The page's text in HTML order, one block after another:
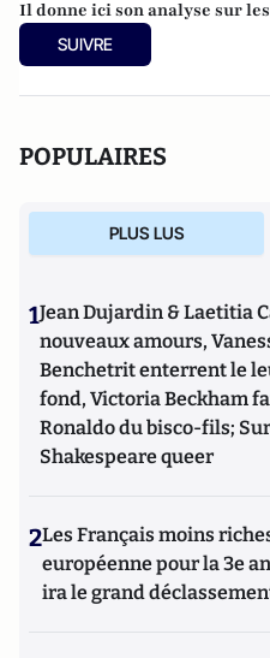
Il donne ici son analyse sur
France et en Europe. Il est
intituléDécryptages
SUIVRE
POPULAIRES
PLUS LUS
1Jean Dujardin & Laetitia
nouveaux amours,
Benchetrit enterrent le
fond, Victoria Beckham
Ronaldo du bisco-fils;
Shakespeare queer
2Les Français moins
européenne pour la 3e
ira le grand